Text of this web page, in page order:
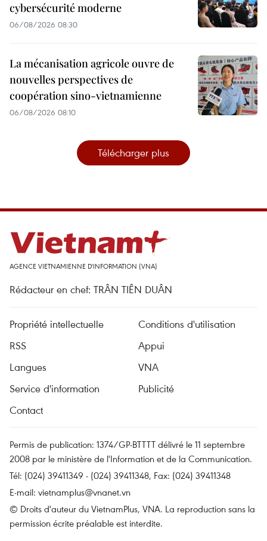
cybersécurité moderne
06/08/2026 08:30
La mécanisation agricole ouvre de
nouvelles perspectives de
coopération sino-vietnamienne
06/08/2026 08:10
Télécharger plus
AGENCE VIETNAMIENNE D'INFORMATION (VNA)
Rédacteur en chef: TRÂN TIÊN DUÂN
Propriété intellectuelle
Conditions d'utilisation
RSS
Appui
Langues
VNA
Service d'information
Publicité
Contact
Permis de publication: 1374/GP-BTTTT délivré le 11 septembre
2008 par le ministère de l'Information et de la Communication.
Tél: (024) 39411349 - (024) 39411348, Fax: (024) 39411348
E-mail: vietnamplus@vnanet.vn
© Droits d'auteur du VietnamPlus, VNA. La reproduction sans la
permission écrite préalable est interdite.